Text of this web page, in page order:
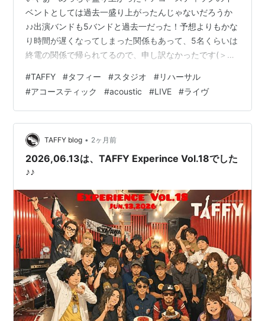
ベントとしては過去一盛り上がったんじゃないだろうか
♪♪出演バンドも5バンドと過去一だった！予想よりもかな
り時間が遅くなってしまった関係もあって、5名くらいは
終電の関係で帰られてるので、申し訳なかったです(＞人
ょっと緊張しちゃったかもしれない（＾＾；幼馴染と再
結成したユニットも、まだまだクリアしなきゃいけない
課題は山積みだ！出演者の皆様、オーディエンスの皆
様、誠にありがとうございました♪♪ エントリーしてね〜
☆*:.｡. o(≧▽≦)o .｡.:*☆ 〒541-0054 大阪市中央区南…
#TAFFY #タフィー #スタジオ #リハーサル
#アコースティック #acoustic #LIVE #ライヴ
TAFFY blog • 2ヶ月前
2026,06.13は、TAFFY Experince Vol.18でした
♪♪